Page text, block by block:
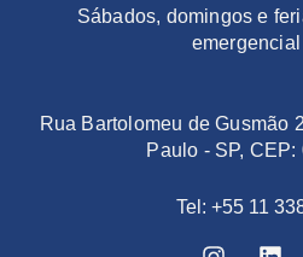
Sábados, domingos e
Rua Bartolomeu de Gusmão
Paulo - SP, CEP:
Tel: +55 11